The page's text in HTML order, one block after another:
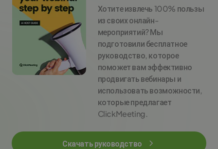
Хотите извлечь 100% пользы
из своих онлайн-
мероприятий? Мы
подготовили бесплатное
руководство, которое
поможет вам эффективно
продвигать вебинары и
использовать возможности,
которые предлагает
ClickMeeting.
Скачать руководство